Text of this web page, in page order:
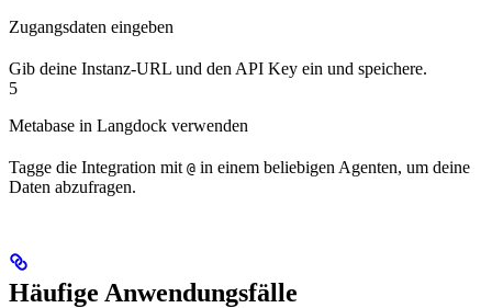
Zugangsdaten eingeben
Gib deine Instanz-URL und den API Key ein und speichere.
5
Metabase in Langdock verwenden
Tagge die Integration mit @ in einem beliebigen Agenten, um deine
Daten abzufragen.
Häufige Anwendungsfälle